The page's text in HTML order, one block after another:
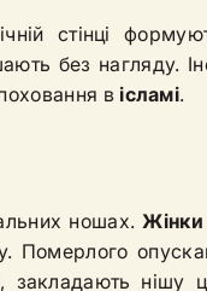
стінці
без нагляду.
в ісламі.
ношах.Жінки
Померлого
закладають